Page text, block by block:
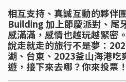
相互支持、真誠互動的夥伴
Building 加上節慶派對、尾
感滿滿，感情也越玩越緊密。
說走就走的旅行不是夢：
湖、台東、2023釜山海港
遊，接下來去哪？你來投票！